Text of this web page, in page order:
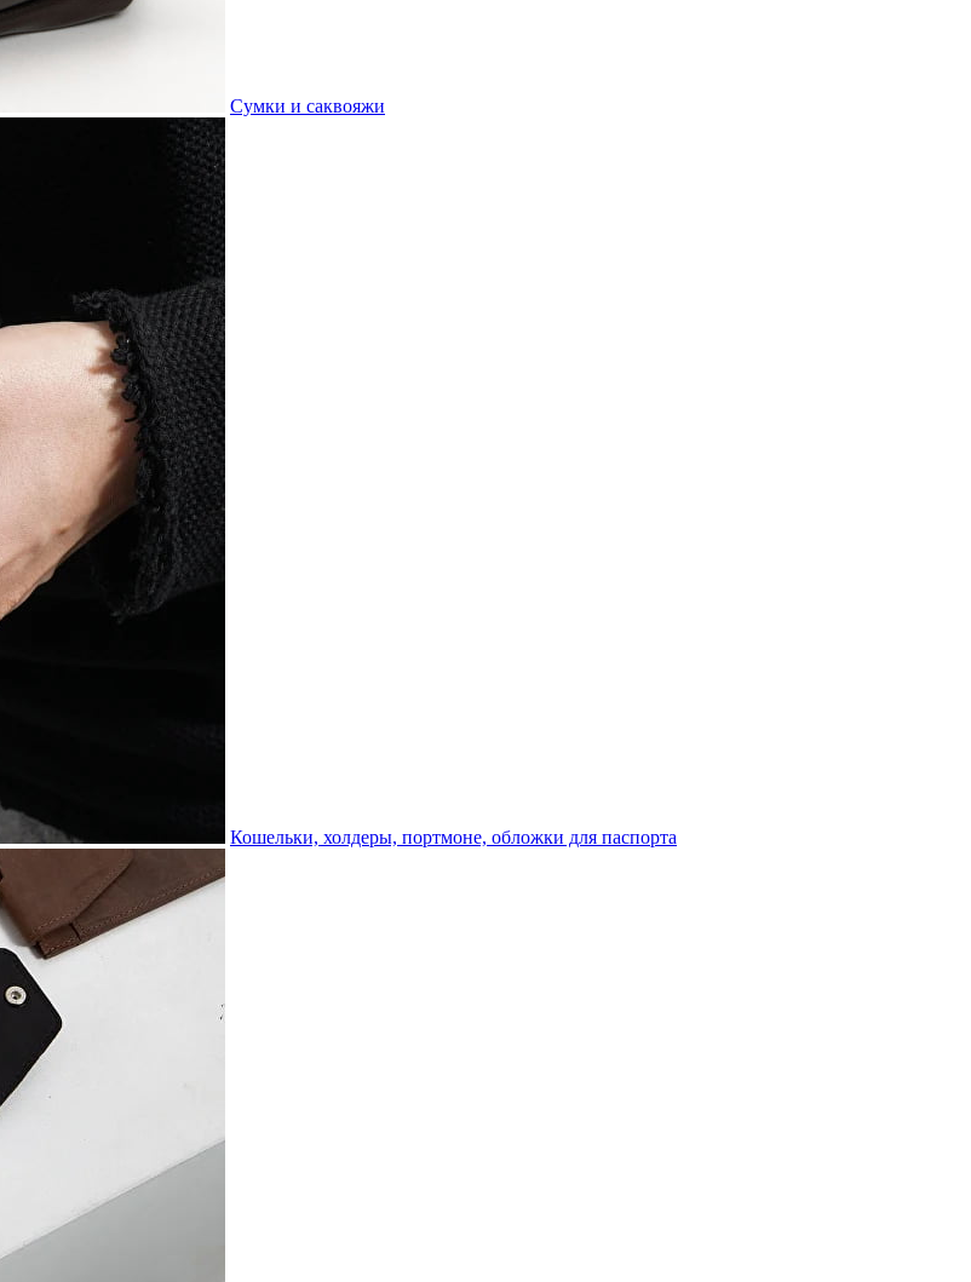
Сумки и саквояжи
Кошельки, холдеры, портмоне, обложки для паспорта